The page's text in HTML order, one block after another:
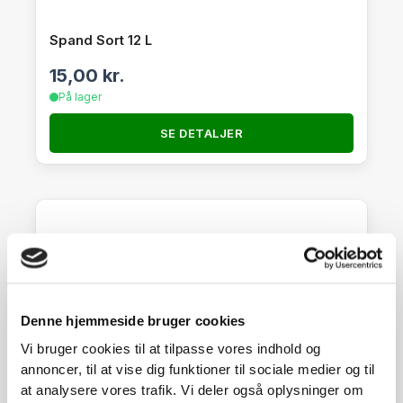
Denne hjemmeside bruger cookies
Vi bruger cookies til at tilpasse vores indhold og
annoncer, til at vise dig funktioner til sociale medier og til
at analysere vores trafik. Vi deler også oplysninger om
Spand Sort 12 L
15,00 kr.
På lager
SE DETALJER